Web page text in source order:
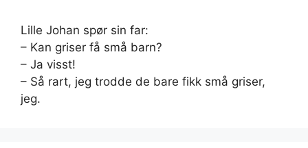
Lille Johan spør sin far:
– Kan griser få små barn?
– Ja visst!
– Så rart, jeg trodde de bare fikk små griser,
jeg.